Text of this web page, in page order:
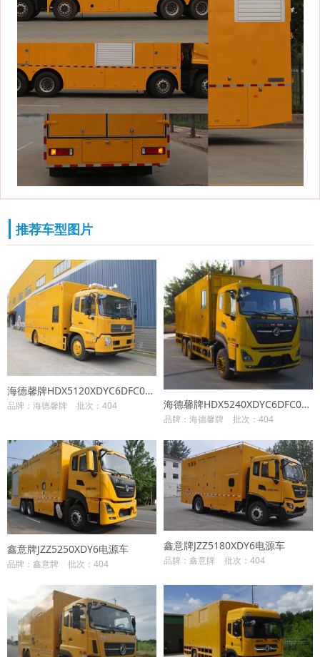
推荐车型图片
海德馨牌HDX5120XDYC6DFC0电源车
品牌：海德馨牌 批次：404 海德馨牌HDX5240XDYC6DFC0电源车
品牌：海德馨牌 批次：404
鑫意牌JZZ5250XDY6电源车
品牌：鑫意牌 批次：404
鑫意牌JZZ5180XDY6电源车
品牌：鑫意牌 批次：404